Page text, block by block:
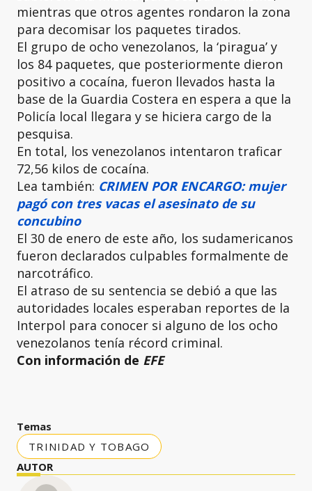
mientras que otros agentes rondaron la zona
para decomisar los paquetes tirados.
El grupo de ocho venezolanos, la ‘piragua’ y
los 84 paquetes, que posteriormente dieron
positivo a cocaína, fueron llevados hasta la
base de la Guardia Costera en espera a que la
Policía local llegara y se hiciera cargo de la
pesquisa.
En total, los venezolanos intentaron traficar
72,56 kilos de cocaína.
Lea también: CRIMEN POR ENCARGO: mujer
pagó con tres vacas el asesinato de su
concubino
El 30 de enero de este año, los sudamericanos
fueron declarados culpables formalmente de
narcotráfico.
El atraso de su sentencia se debió a que las
autoridades locales esperaban reportes de la
Interpol para conocer si alguno de los ocho
venezolanos tenía récord criminal.
Con información de EFE
Temas
TRINIDAD Y TOBAGO
AUTOR